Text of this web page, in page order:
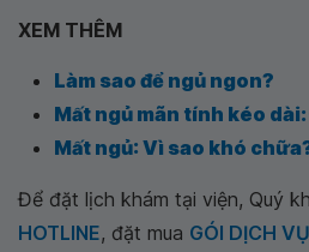
XEM THÊM
Làm sao để ngủ ngon?
Mất ngủ mãn tính kéo
Mất ngủ: Vì sao khó
Để đặt lịch khám tại viện, Quý
HOTLINE, đặt mua GÓI DỊCH VỤ